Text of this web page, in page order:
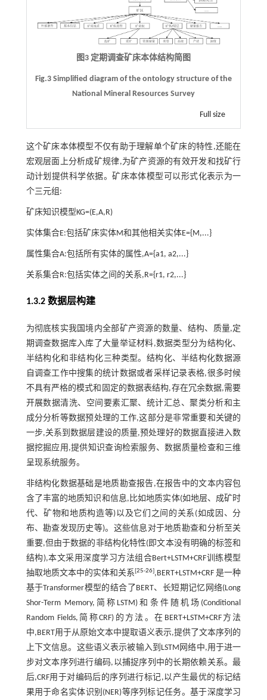
图3 定期调查矿床本体结构简图
Fig.3 Simplified diagram of the ontology structure of the
National Mineral Resources Survey
Full size
这个矿床本体模型不仅有助于理解单个矿床的特性,还能在
宏观层面上分析成矿规律,为矿产资源的有效开发和找矿行
动计划提供科学依据。矿床本体模型可以形式化表示为一
个三元组:
矿床知识模型KG=(E,A,R)
实体集合E:包括矿床实体M和其他相关实体E={M,...}
属性集合A:包括所有实体的属性,A={a1, a2,...}
关系集合R:包括实体之间的关系,R={r1, r2,...}
1.3.2 数据层构建
为彻底核实我国境内全部矿产资源的数量、结构、质量,定
期调查数据库入库了大量举证材料,数据类型分为结构化、
半结构化和非结构化三种类型。结构化、半结构化数据源
自调查工作中搜集的统计数据或者采样记录表格,很多时候
不具有严格的模式和固定的数据表结构,存在冗余数据,需要
开展数据清洗、空间要素汇聚、统计汇总、聚类分析和主
成分分析等数据预处理的工作,这部分是非常重要和关键的
一步,关系到数据层建设的质量,预处理好的数据直接进入数
据挖掘应用,提供知识查询检索服务、数据质量检查和三维
呈现系统服务。
非结构化数据基础是地质勘查报告,在报告中的文本内容包
含了丰富的地质知识和信息,比如地质实体(如地层、成矿时
代、矿物和地质构造等)以及它们之间的关系(如成因、分
布、勘查发现历史等)。这些信息对于地质勘查和分析至关
重要,但由于数据的非结构化特性(即文本没有明确的标签和
结构),本文采用深度学习方法组合Bert+LSTM+CRF训练模型
抽取地质文本中的实体和关系[25-26],BERT+LSTM+CRF 是一种
基于Transformer模型的结合了BERT、长短期记忆网络(Long
Shor-Term Memory,简称LSTM)和条件随机场(Conditional
Random Fields,简称CRF)的方法。在BERT+LSTM+CRF方法
中,BERT用于从原始文本中提取语义表示,提供了文本序列的
上下文信息。这些语义表示被输入到LSTM网络中,用于进一
步对文本序列进行编码,以捕捉序列中的长期依赖关系。最
后,CRF用于对编码后的序列进行标记,以产生最优的标记结
果用于命名实体识别(NER)等序列标记任务。基于深度学习